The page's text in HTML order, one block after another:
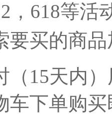
，618等活
要买的商
（15天内
车下单购